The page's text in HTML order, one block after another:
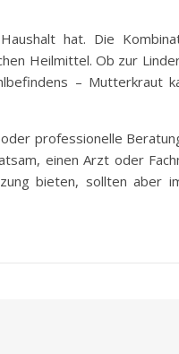
hat. Die
Heilmittel. Ob zur
– Mutterkraut
professionelle
einen Arzt oder
bieten, sollten aber